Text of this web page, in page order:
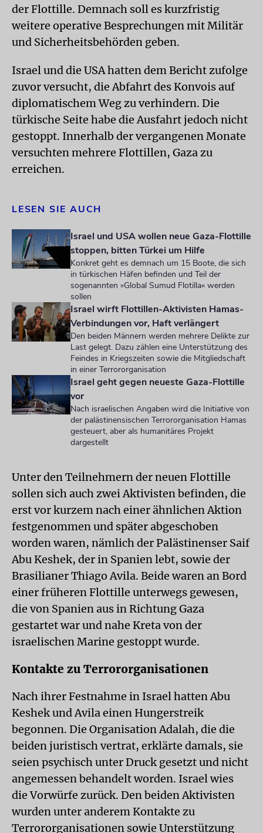
der Flottille. Demnach soll es kurzfristig
weitere operative Besprechungen mit Militär
und Sicherheitsbehörden geben.
Israel und die USA hatten dem Bericht zufolge
zuvor versucht, die Abfahrt des Konvois auf
diplomatischem Weg zu verhindern. Die
türkische Seite habe die Ausfahrt jedoch nicht
gestoppt. Innerhalb der vergangenen Monate
versuchten mehrere Flottillen, Gaza zu
erreichen.
LESEN SIE AUCH
Israel und USA wollen neue Gaza-Flottille
stoppen, bitten Türkei um Hilfe
Konkret geht es demnach um 15 Boote, die sich
in türkischen Häfen befinden und Teil der
sogenannten »Global Sumud Flotilla« werden
sollen
Israel wirft Flottillen-Aktivisten Hamas-
Verbindungen vor, Haft verlängert
Den beiden Männern werden mehrere Delikte zur
Last gelegt. Dazu zählen eine Unterstützung des
Feindes in Kriegszeiten sowie die Mitgliedschaft
in einer Terrororganisation
Israel geht gegen neueste Gaza-Flottille
vor
Nach israelischen Angaben wird die Initiative von
der palästinensischen Terrororganisation Hamas
gesteuert, aber als humanitäres Projekt
dargestellt
Unter den Teilnehmern der neuen Flottille
sollen sich auch zwei Aktivisten befinden, die
erst vor kurzem nach einer ähnlichen Aktion
festgenommen und später abgeschoben
worden waren, nämlich der Palästinenser Saif
Abu Keshek, der in Spanien lebt, sowie der
Brasilianer Thiago Avila. Beide waren an Bord
einer früheren Flottille unterwegs gewesen,
die von Spanien aus in Richtung Gaza
gestartet war und nahe Kreta von der
israelischen Marine gestoppt wurde.
Kontakte zu Terrororganisationen
Nach ihrer Festnahme in Israel hatten Abu
Keshek und Avila einen Hungerstreik
begonnen. Die Organisation Adalah, die die
beiden juristisch vertrat, erklärte damals, sie
seien psychisch unter Druck gesetzt und nicht
angemessen behandelt worden. Israel wies
die Vorwürfe zurück. Den beiden Aktivisten
wurden unter anderem Kontakte zu
Terrororganisationen sowie Unterstützung